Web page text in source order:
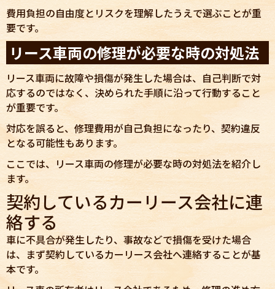
費用負担の自由度とリスクを理解したうえで選ぶことが重
要です。
リース車両の修理が必要な時の対処法
リース車両に故障や損傷が発生した場合は、自己判断で対
応するのではなく、決められた手順に沿って行動すること
が重要です。
対応を誤ると、修理費用が自己負担になったり、契約違反
となる可能性もあります。
ここでは、リース車両の修理が必要な時の対処法を紹介し
ます。
契約しているカーリース会社に連
絡する
車に不具合が発生したり、事故などで損傷を受けた場合
は、まず契約しているカーリース会社へ連絡することが基
本です。